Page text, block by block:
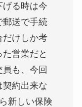
げる時は今
郵送で手続
だけしか考
営業だと
も、今回
契約出来な
新しい保険